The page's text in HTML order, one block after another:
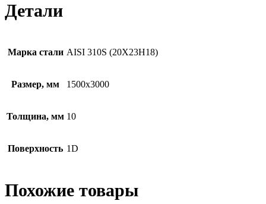
Детали
Марка стали AISI 310S (20Х23Н18)
Размер, мм 1500х3000
Толщина, мм 10
Поверхность 1D
Похожие товары